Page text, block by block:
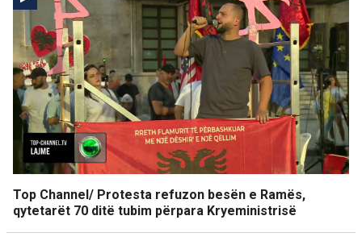
Top Channel/ Protesta refuzon besën e Ramës,
qytetarët 70 ditë tubim përpara Kryeministrisë